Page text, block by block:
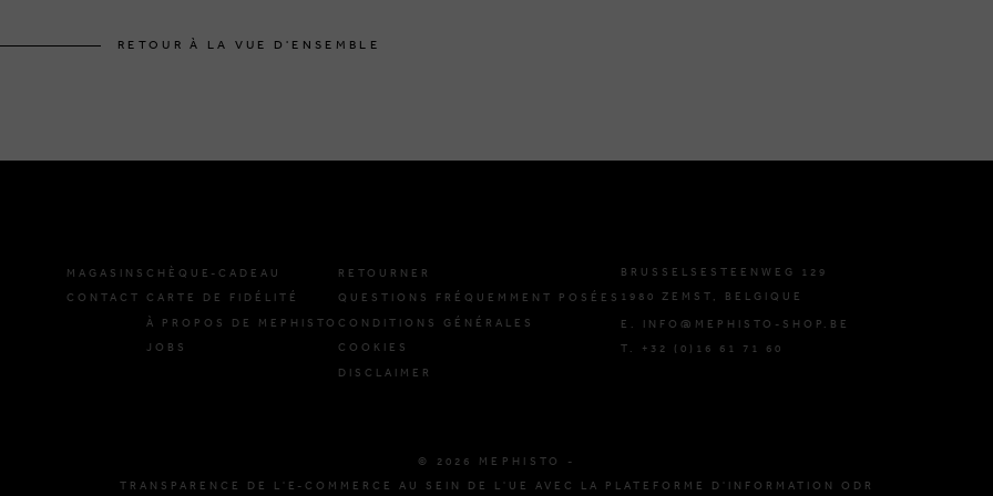
RETOUR À LA VUE D'ENSEMBLE
MAGASINS
CONTACT
CHÈQUE-CADEAU
CARTE DE FIDÉLITÉ
À PROPOS DE MEPHISTO
JOBS
RETOURNER
QUESTIONS FRÉQUEMMENT POSÉES
CONDITIONS GÉNÉRALES
COOKIES
DISCLAIMER
BRUSSELSESTEENWEG 129
1980 ZEMST, BELGIQUE
E. INFO@MEPHISTO-SHOP.BE
T. +32 (0)16 61 71 60
© 2026 MEPHISTO -
TRANSPARENCE DE L'E-COMMERCE AU SEIN DE L'UE AVEC LA PLATEFORME D'INFORMATION ODR